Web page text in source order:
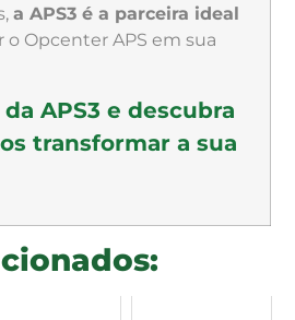
a APS3 é a parceira ideal
Opcenter APS em sua
APS3 e descubra
transformar a sua